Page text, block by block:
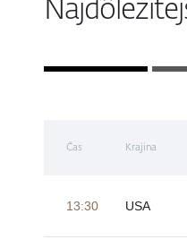
Čas Krajina
13:30 USA